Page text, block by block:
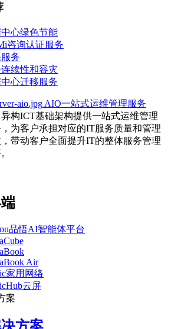
心绿色节能
咨询认证服务
务
续性和容灾
心迁移服务
AIO一站式运维管理服务
构ICT基础架构提供一站式运维管理
，为客户承担对应的IT服务质量和管理
带动客户全面提升IT的整体服务管理
品悟AI智能体平台
Air
家用网络
云屏
案